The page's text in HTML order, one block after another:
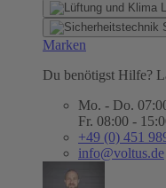
Marken
Du benötigst Hilfe?
Mo. - Do.
Fr. 08:00 -
+49 (0) 451
info@voltus.de